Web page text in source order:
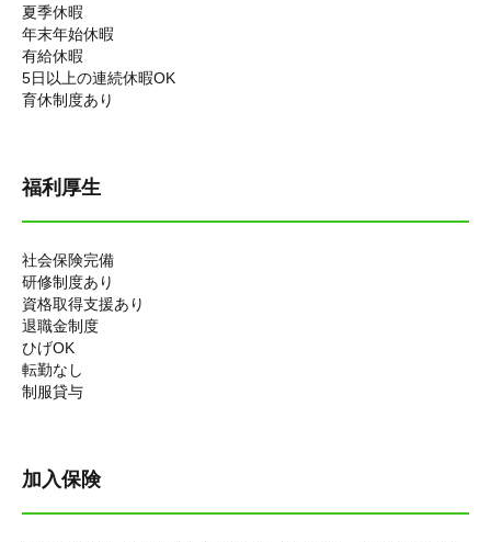
夏季休暇
年末年始休暇
有給休暇
5日以上の連続休暇OK
育休制度あり
福利厚生
社会保険完備
研修制度あり
資格取得支援あり
退職金制度
ひげOK
転勤なし
制服貸与
加入保険